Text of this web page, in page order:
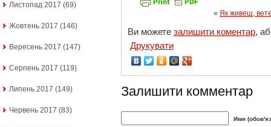
Листопад 2017 (69)
Жовтень 2017 (146)
Вересень 2017 (147)
Серпень 2017 (119)
Липень 2017 (149)
Червень 2017 (83)
« Як живеш,
Ви можете залишити коментар,
Друкувати
Залишити комментар
Имя